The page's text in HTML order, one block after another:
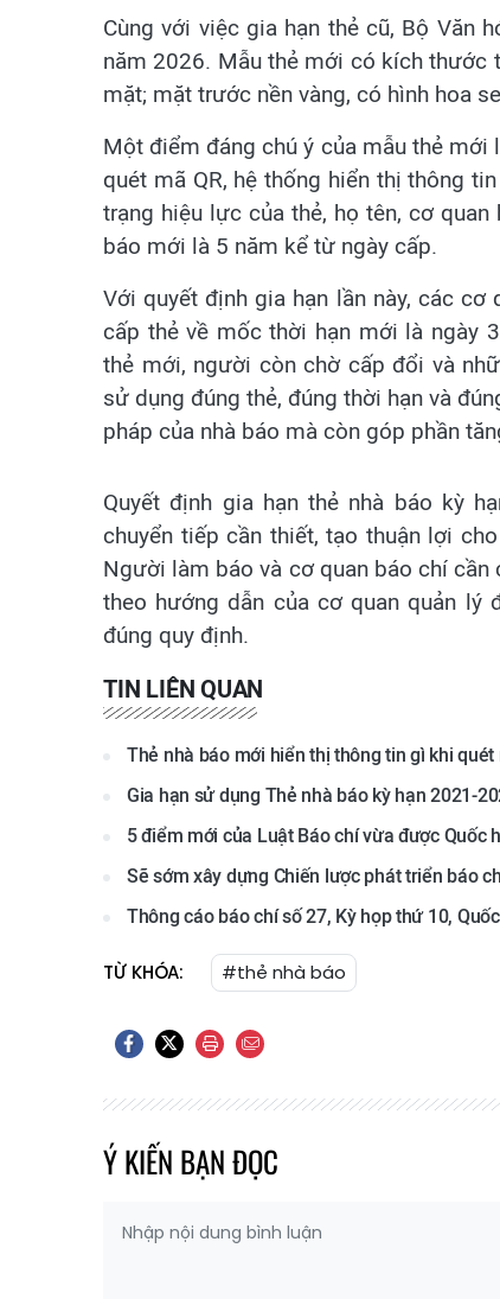
Cùng với việc gia hạn thẻ cũ, Bộ Văn
năm 2026. Mẫu thẻ mới có kích thước
mặt; mặt trước nền vàng, có hình hoa
Một điểm đáng chú ý của mẫu thẻ mới
quét mã QR, hệ thống hiển thị thông
trạng hiệu lực của thẻ, họ tên, cơ
báo mới là 5 năm kể từ ngày cấp.
Với quyết định gia hạn lần này, các
cấp thẻ về mốc thời hạn mới là ngày
thẻ mới, người còn chờ cấp đổi và
sử dụng đúng thẻ, đúng thời hạn và
pháp của nhà báo mà còn góp phần
Quyết định gia hạn thẻ nhà báo kỳ
chuyển tiếp cần thiết, tạo thuận lợi
Người làm báo và cơ quan báo chí
theo hướng dẫn của cơ quan quản lý
đúng quy định.
TIN LIÊN QUAN
Thẻ nhà báo mới hiển thị thông tin gì khi quét
Gia hạn sử dụng Thẻ nhà báo kỳ hạn 2021-
5 điểm mới của Luật Báo chí vừa được Quốc
Sẽ sớm xây dựng Chiến lược phát triển báo
Thông cáo báo chí số 27, Kỳ họp thứ 10,
TỪ KHÓA: #thẻ nhà báo
Ý KIẾN BẠN ĐỌC